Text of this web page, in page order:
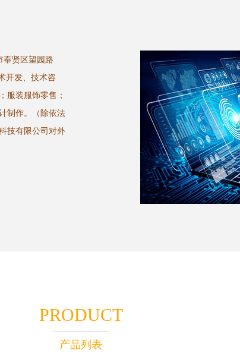
奉贤区望园路
开发、技术咨
服装服饰零售；
制作。（除依法
技有限公司对外
PRODUCT
产品列表